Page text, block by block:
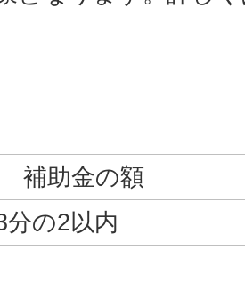
補助金の額
分の2以内